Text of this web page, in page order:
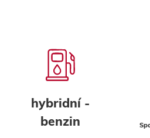
hybridní -
benzin